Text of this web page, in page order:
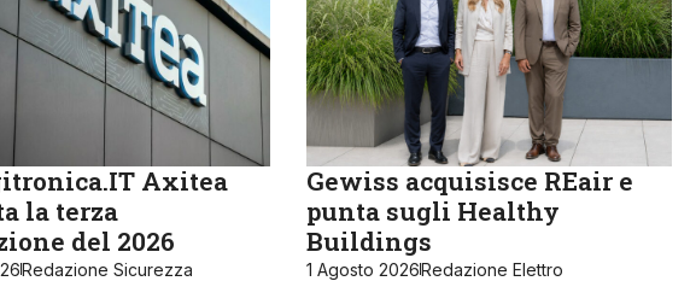
Axitea
la terza
del 2026
Redazione Sicurezza
Gewiss acquisisce REair e
punta sugli Healthy
Buildings
1 Agosto 2026Redazione Elettro